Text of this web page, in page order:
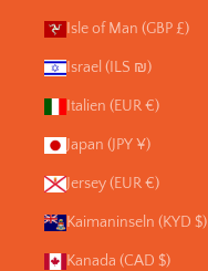
Isle of Man (GBP £)
Israel (ILS ₪)
Italien (EUR €)
Japan (JPY ¥)
Jersey (EUR €)
Kaimaninseln (KYD $)
Kanada (CAD $)